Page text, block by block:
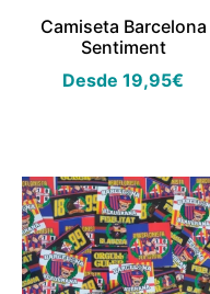
Camiseta Barcelona
Sentiment
Desde19,95€